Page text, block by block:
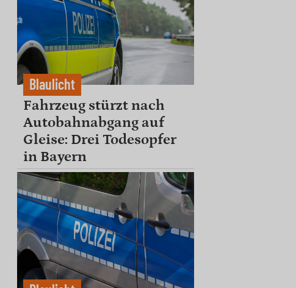
Blaulicht
Fahrzeug stürzt nach
Autobahnabgang auf
Gleise: Drei Todesopfer
in Bayern